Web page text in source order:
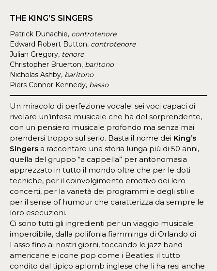
THE KING’S SINGERS
Patrick Dunachie, controtenore
Edward Robert Button, controtenore
Julian Gregory, tenore
Christopher Bruerton, baritono
Nicholas Ashby, baritono
Piers Connor Kennedy, basso
Un miracolo di perfezione vocale: sei voci capaci di
rivelare un’intesa musicale che ha del sorprendente,
con un pensiero musicale profondo ma senza mai
prendersi troppo sul serio. Basta il nome dei King’s
Singers a raccontare una storia lunga più di 50 anni,
quella del gruppo “a cappella” per antonomasia
apprezzato in tutto il mondo oltre che per le doti
tecniche, per il coinvolgimento emotivo dei loro
concerti, per la varietà dei programmi e degli stili e
per il sense of humour che caratterizza da sempre le
loro esecuzioni.
Ci sono tutti gli ingredienti per un viaggio musicale
imperdibile, dalla polifonia fiamminga di Orlando di
Lasso fino ai nostri giorni, toccando le jazz band
americane e icone pop come i Beatles: il tutto
condito dal tipico aplomb inglese che li ha resi anche